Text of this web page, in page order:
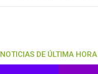
NOTICIAS DE ÚLTIMA HORA